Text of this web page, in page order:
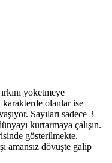
yoketmeye
olanlar ise
Sayıları sadece 3
kurtarmaya çalışın.
gösterilmekte.
amansız dövüşte galip